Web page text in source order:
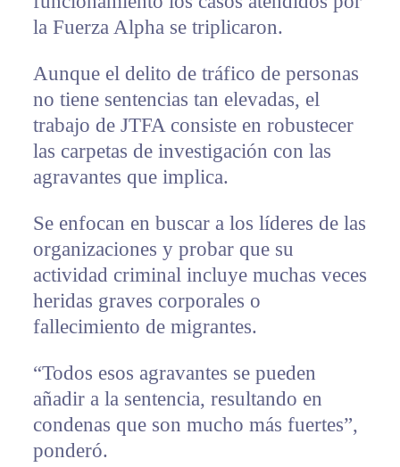
la Fuerza Alpha se triplicaron.
Aunque el delito de tráfico de personas
no tiene sentencias tan elevadas, el
trabajo de JTFA consiste en robustecer
las carpetas de investigación con las
agravantes que implica.
Se enfocan en buscar a los líderes de las
organizaciones y probar que su
actividad criminal incluye muchas veces
heridas graves corporales o
fallecimiento de migrantes.
“Todos esos agravantes se pueden
añadir a la sentencia, resultando en
condenas que son mucho más fuertes”,
ponderó.